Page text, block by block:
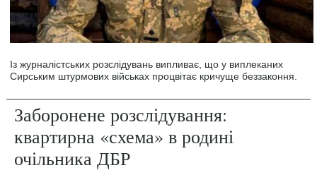
Із журналістських розслідувань випливає, що у виплеканих
Сирським штурмових військах процвітає кричуще беззаконня.
Заборонене розслідування:
квартирна «схема» в родині
очільника ДБР